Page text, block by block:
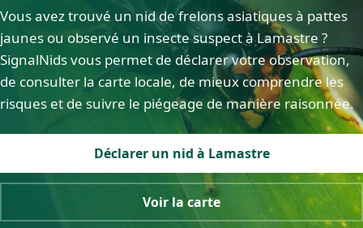
Vous avez trouvé un nid de frelons asiatiques à pattes
jaunes ou observé un insecte suspect à Lamastre ?
SignalNids vous permet de déclarer votre observation,
de consulter la carte locale, de mieux comprendre les
risques et de suivre le piégeage de manière raisonnée.
Déclarer un nid à Lamastre
Voir la carte